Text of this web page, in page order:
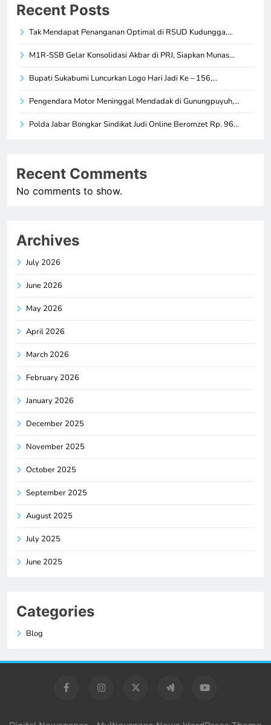
Recent Posts
Tak Mendapat Penanganan Optimal di RSUD Kudungga,…
M1R-SSB Gelar Konsolidasi Akbar di PRJ, Siapkan Munas…
Bupati Sukabumi Luncurkan Logo Hari Jadi Ke – 156,…
Pengendara Motor Meninggal Mendadak di Gunungpuyuh,…
Polda Jabar Bongkar Sindikat Judi Online Beromzet Rp. 96…
Recent Comments
No comments to show.
Archives
July 2026
June 2026
May 2026
April 2026
March 2026
February 2026
January 2026
December 2025
November 2025
October 2025
September 2025
August 2025
July 2025
June 2025
Categories
Blog